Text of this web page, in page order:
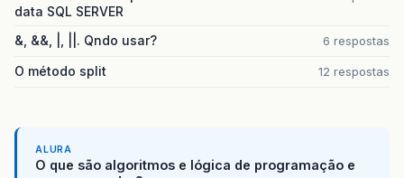
data SQL SERVER
&, &&, |, ||. Qndo usar? 6 respostas
O método split 12 respostas
ALURA
O que são algoritmos e lógica de programação e